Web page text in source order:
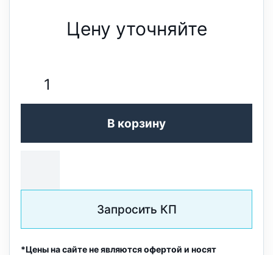
Цену уточняйте
В корзину
Запросить КП
*Цены на сайте не являются офертой и носят